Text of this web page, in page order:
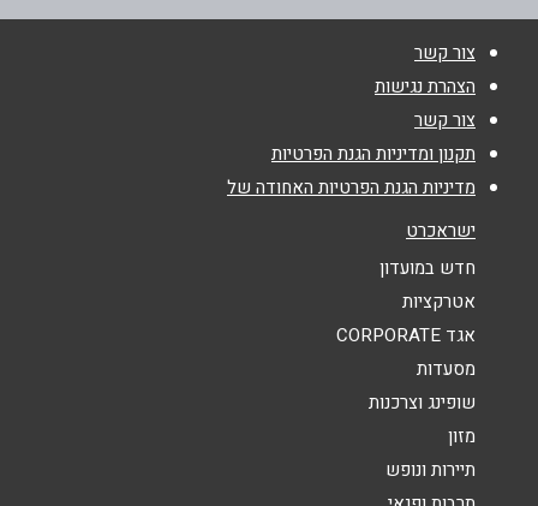
שם מלא
טלפון
נושא*
אנא חזרו אלי בקשר ל...
הודעה*
צור קשר
הצהרת נגישות
צור קשר
תקנון ומדיניות הגנת הפרטיות
מדיניות הגנת הפרטיות האחודה של
ישראכרט
חדש במועדון
אטרקציות
אגד CORPORATE
מסעדות
שופינג וצרכנות
מזון
תיירות ונופש